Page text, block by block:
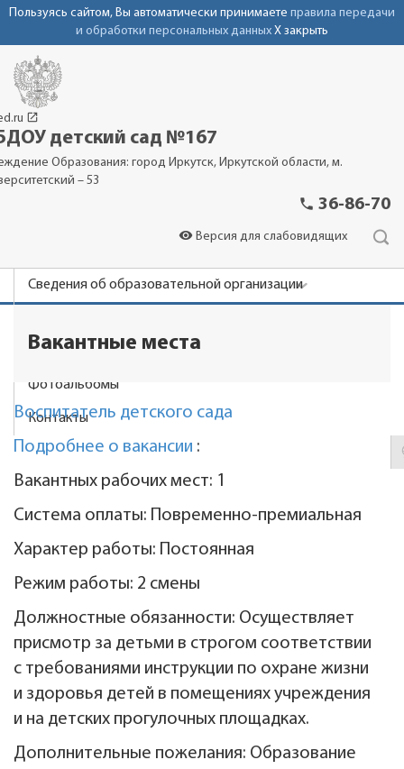
Пользуясь сайтом, Вы автоматически принимаете правила передачи
и обработки персональных данных X закрыть
launch
детский сад №167
Образования: город Иркутск, Иркутской области, м.
– 53
phone 36-86-70
visibility Версия для слабовидящих
Сведения об образовательной организации
Родителям
Фотоальбомы
Контакты
Вакантные места
Воспитатель детского сада
Подробнее о вакансии :
Вакантных рабочих мест: 1
Система оплаты: Повременно-премиальная
Характер работы: Постоянная
Режим работы: 2 смены
Должностные обязанности: Осуществляет
присмотр за детьми в строгом соответствии
с требованиями инструкции по охране жизни
и здоровья детей в помещениях учреждения
и на детских прогулочных площадках.
Дополнительные пожелания: Образование